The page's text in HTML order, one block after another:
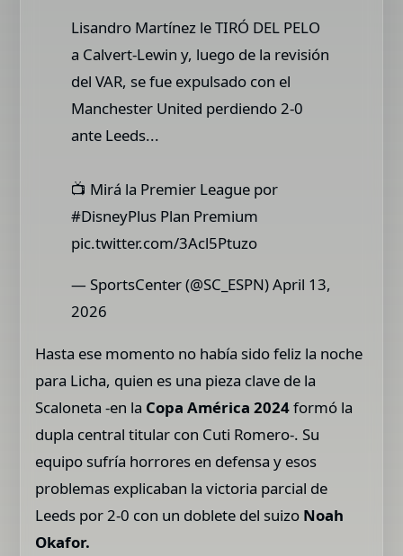
Lisandro Martínez le TIRÓ DEL PELO
a Calvert-Lewin y, luego de la revisión
del VAR, se fue expulsado con el
Manchester United perdiendo 2-0
ante Leeds...
📺 Mirá la Premier League por
#DisneyPlus Plan Premium
pic.twitter.com/3Acl5Ptuzo
— SportsCenter (@SC_ESPN) April 13,
2026
Hasta ese momento no había sido feliz la noche
para Licha, quien es una pieza clave de la
Scaloneta -en la Copa América 2024formó la
dupla central titular con Cuti Romero-. Su
equipo sufría horrores en defensa y esos
problemas explicaban la victoria parcial de
Leeds por 2-0 con un doblete del suizo Noah
Okafor .